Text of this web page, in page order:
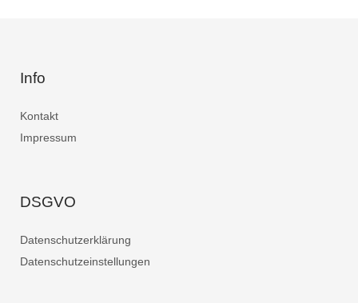
Info
Kontakt
Impressum
DSGVO
Datenschutzerklärung
Datenschutzeinstellungen